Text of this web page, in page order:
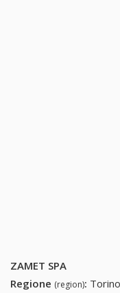
ZAMET SPA
Regione (region):